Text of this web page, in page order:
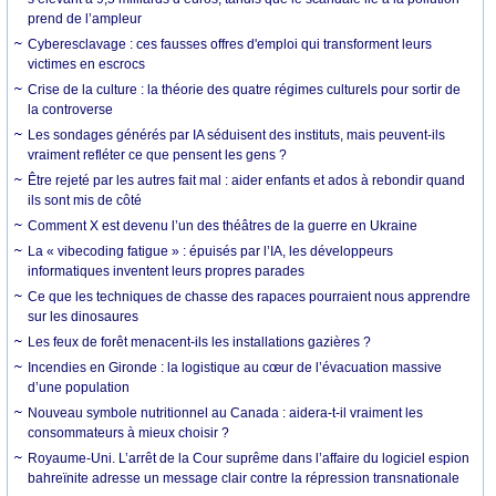
prend de l’ampleur
Cyberesclavage : ces fausses offres d'emploi qui transforment leurs
victimes en escrocs
Crise de la culture : la théorie des quatre régimes culturels pour sortir de
la controverse
Les sondages générés par IA séduisent des instituts, mais peuvent-ils
vraiment refléter ce que pensent les gens ?
Être rejeté par les autres fait mal : aider enfants et ados à rebondir quand
ils sont mis de côté
Comment X est devenu l’un des théâtres de la guerre en Ukraine
La « vibecoding fatigue » : épuisés par l’IA, les développeurs
informatiques inventent leurs propres parades
Ce que les techniques de chasse des rapaces pourraient nous apprendre
sur les dinosaures
Les feux de forêt menacent-ils les installations gazières ?
Incendies en Gironde : la logistique au cœur de l’évacuation massive
d’une population
Nouveau symbole nutritionnel au Canada : aidera-t-il vraiment les
consommateurs à mieux choisir ?
Royaume-Uni. L’arrêt de la Cour suprême dans l’affaire du logiciel espion
bahreïnite adresse un message clair contre la répression transnationale